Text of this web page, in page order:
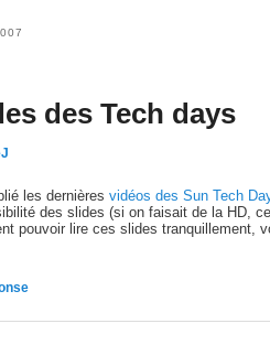
des Tech days
les dernières vidéos des Sun Tech
des slides (si on faisait de la HD,
pouvoir lire ces slides tranquillement,